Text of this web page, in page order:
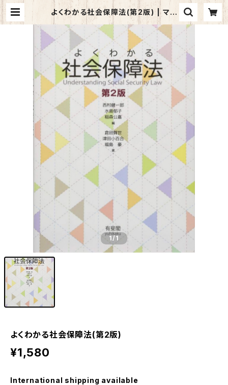
よくわかる社会保障法(第2版) | マイ
ブックス関大前店(店頭受取オーダー
1/1
よくわかる社会保障法(第2版)
¥1,580
International shipping available